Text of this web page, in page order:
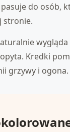
do osób,
stronie.
Kredki
grzywy i